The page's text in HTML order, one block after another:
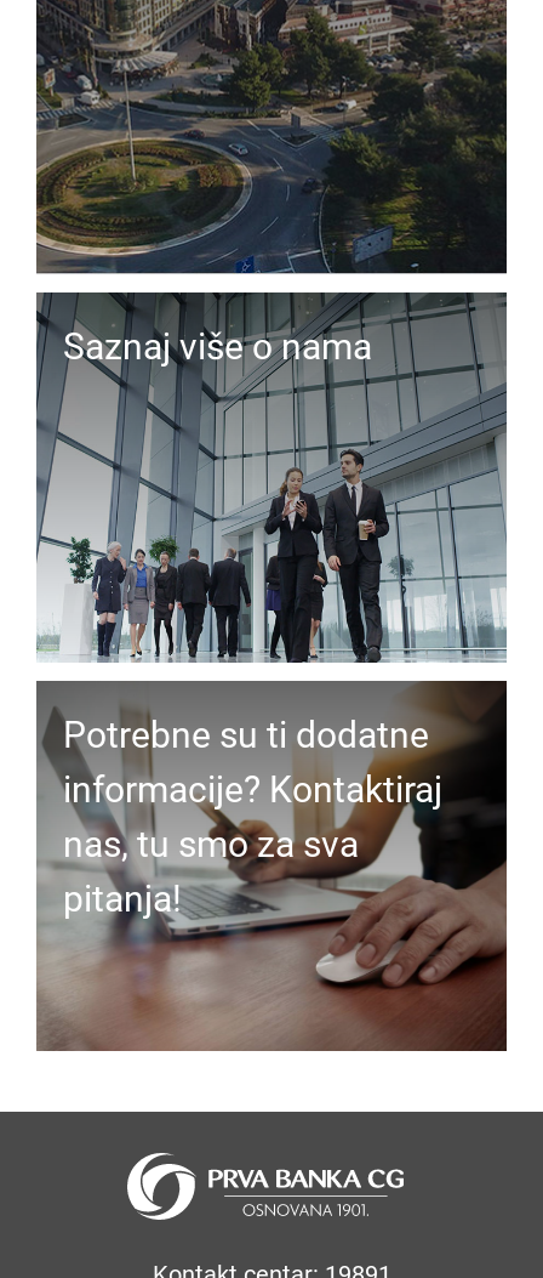
Saznaj više o nama
Potrebne su ti dodatne
informacije? Kontaktiraj
nas, tu smo za sva
pitanja!